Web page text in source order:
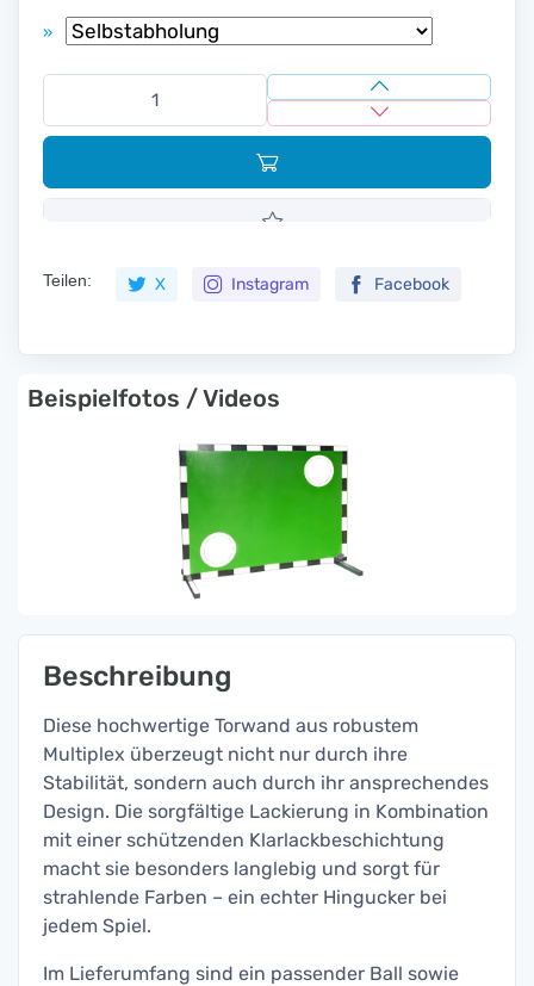
»
Teilen: X Instagram Facebook
Beispielfotos / Videos
Beschreibung
Diese hochwertige Torwand aus robustem
Multiplex überzeugt nicht nur durch ihre
Stabilität, sondern auch durch ihr ansprechendes
Design. Die sorgfältige Lackierung in Kombination
mit einer schützenden Klarlackbeschichtung
macht sie besonders langlebig und sorgt für
strahlende Farben – ein echter Hingucker bei
jedem Spiel.
Im Lieferumfang sind ein passender Ball sowie